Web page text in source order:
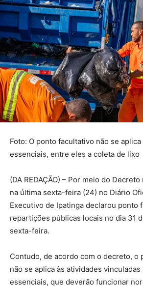
Foto: O ponto facultativo não se
essenciais, entre eles a coleta de lixo
(DA REDAÇÃO) – Por meio do Decreto
na última sexta-feira (24) no Diário
Executivo de Ipatinga declarou ponto
repartições públicas locais no dia 31
sexta-feira.
Contudo, de acordo com o decreto, o
não se aplica às atividades
essenciais, que deverão funcionar